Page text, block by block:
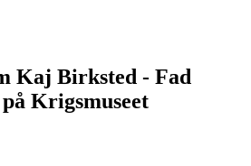
Kaj Birksted - Fad
Krigsmuseet